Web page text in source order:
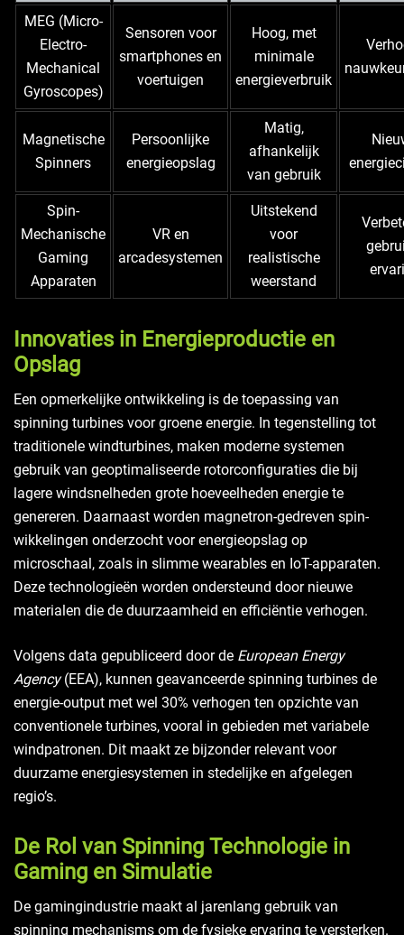
MEG (Micro-
Electro-
Mechanical
Gyroscopes)
Sensoren voor
smartphones en
voertuigen
Hoog, met
minimale
energieverbruik
Magnetische
Spinners
Persoonlijke
energieopslag
Matig,
afhankelijk
van gebruik
Spin-
Mechanische
Gaming
Apparaten
VR en
arcadesystemen
Uitstekend
voor
realistische
weerstand
Innovaties in Energieproductie en
Opslag
Een opmerkelijke ontwikkeling is de toepassing van
spinning turbines voor groene energie. In tegenstelling tot
traditionele windturbines, maken moderne systemen
gebruik van geoptimaliseerde rotorconfiguraties die bij
lagere windsnelheden grote hoeveelheden energie te
genereren. Daarnaast worden magnetron-gedreven spin-
wikkelingen onderzocht voor energieopslag op
microschaal, zoals in slimme wearables en IoT-apparaten.
Deze technologieën worden ondersteund door nieuwe
materialen die de duurzaamheid en efficiëntie verhogen.
Volgens data gepubliceerd door de European Energy
Agency(EEA), kunnen geavanceerde spinning turbines de
energie-output met wel 30% verhogen ten opzichte van
conventionele turbines, vooral in gebieden met variabele
windpatronen. Dit maakt ze bijzonder relevant voor
duurzame energiesystemen in stedelijke en afgelegen
regio’s.
De Rol van Spinning Technologie in
Gaming en Simulatie
De gamingindustrie maakt al jarenlang gebruik van
spinning mechanisms om de fysieke ervaring te versterken.